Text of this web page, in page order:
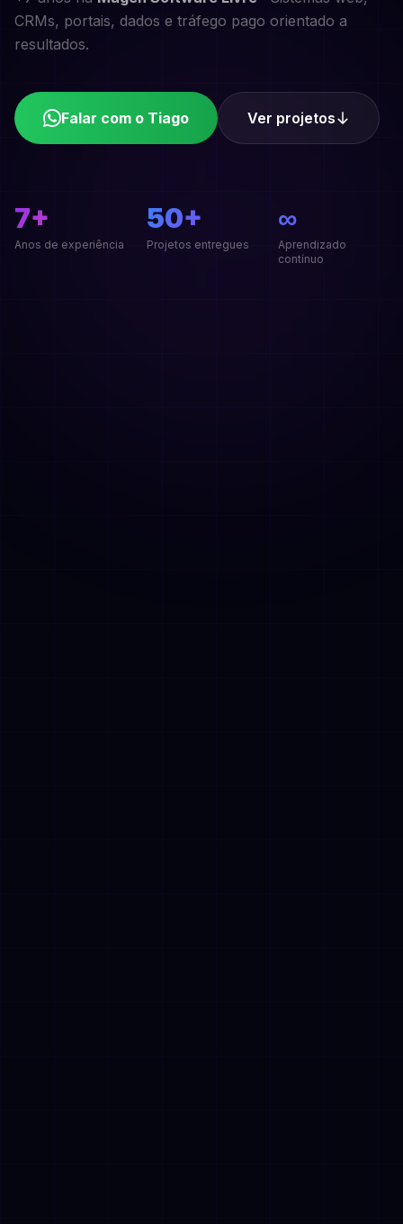
CRMs, portais, dados e tráfego pago orientado a
resultados.
Falar com o Tiago Ver projetos
7+
Anos de experiência
50+
Projetos entregues
∞
Aprendizado
contínuo